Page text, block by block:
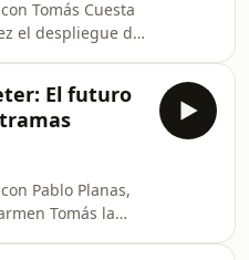
Tomás Cuesta
el despliegue de
El futuro
Pablo Planas,
Tomás la